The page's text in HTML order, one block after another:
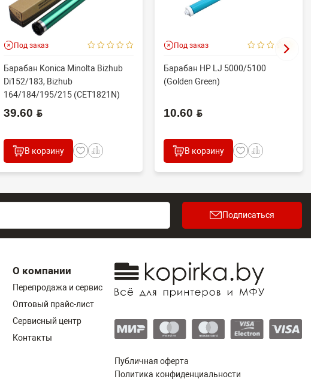
Под заказ
Барабан Konica Minolta Bizhub
Di152/183, Bizhub
164/184/195/215 (CET1821N)
60000 стр.
39.60 BYN
В корзину
Под заказ
Барабан HP LJ 5000/5100
(Golden Green)
10.60 BYN
В корзину
Подписаться
О компании
Перепродажа и сервис
Оптовый прайс-лист
Сервисный центр
Контакты
Публичная оферта
Политика конфиденциальности